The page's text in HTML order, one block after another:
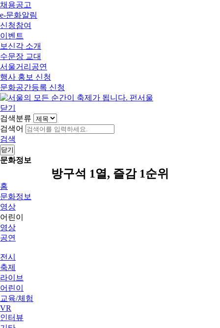
채용공고
e-문화알림
신청참여
이벤트
보신각 소개
수문장 교대
서울거리공연
행사 홍보 신청
문화공간등록 신청
닫기
검색분류
검색어
검색
닫기
문화정보
방구석 1열, 즐감 1순위
홈
문화정보
영상
어린이
영상
공연
전시
축제
라이브
어린이
교육/체험
VR
인터뷰